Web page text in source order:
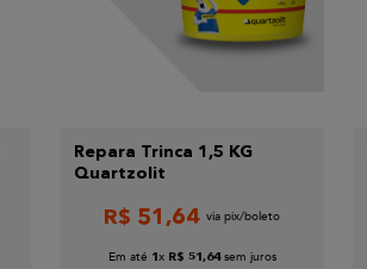
Repara Trinca 1,5 KG
Quartzolit
R$ 51 ,64
Em até 1 x R$ 51 ,64 sem juros